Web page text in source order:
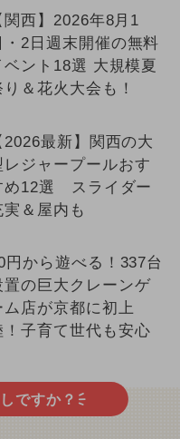
関西】2026年8月1
・2日週末開催の無料
ベント18選 大規模夏
り＆花火大会も！
2026最新】関西の大
レジャープールおす
め12選 スライダー
実＆屋内も
円から遊べる！337台
置の巨大クレーンゲ
ム店が京都に初上
！子育て世代も安心
ですか？